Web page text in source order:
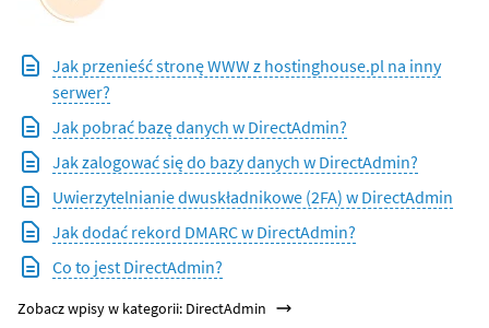
Jak przenieść stronę WWW z hostinghouse.pl na inny
serwer?
Jak pobrać bazę danych w DirectAdmin?
Jak zalogować się do bazy danych w DirectAdmin?
Uwierzytelnianie dwuskładnikowe (2FA) w DirectAdmin
Jak dodać rekord DMARC w DirectAdmin?
Co to jest DirectAdmin?
Zobacz wpisy w kategorii: DirectAdmin